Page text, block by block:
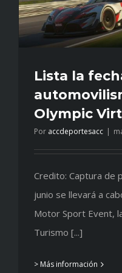
Lista la
Olympic
Por accdeportesacc |
Credito: Captura de
junio se llevará a
Motor Sport Event,
Turismo [...]
> Más información